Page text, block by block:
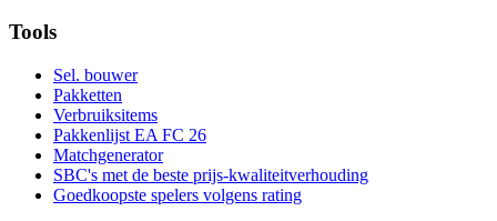
Tools
Sel. bouwer
Pakketten
Verbruiksitems
Pakkenlijst EA FC 26
Matchgenerator
SBC's met de beste prijs-kwaliteitverhouding
Goedkoopste spelers volgens rating